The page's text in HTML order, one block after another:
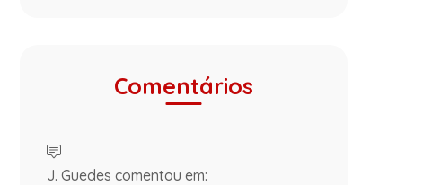
Comentários
J. Guedes comentou em: